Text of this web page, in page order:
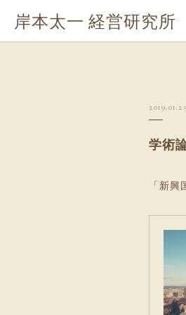
岸本太一 経営研究所
学術
「新